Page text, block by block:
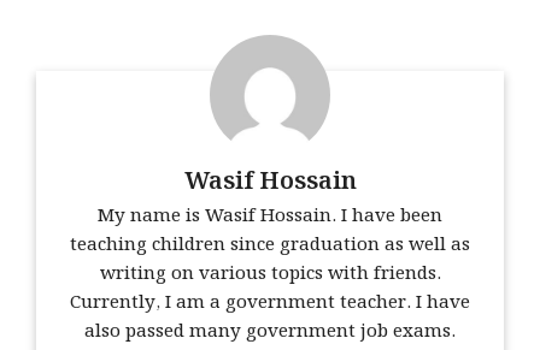
Wasif Hossain
My name is Wasif Hossain. I have been
teaching children since graduation as well as
writing on various topics with friends.
Currently, I am a government teacher. I have
also passed many government job exams.